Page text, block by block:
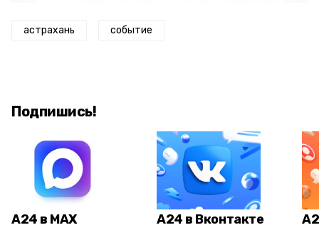
астрахань событие
Подпишись!
А24 в MAX А24 в Вконтакте